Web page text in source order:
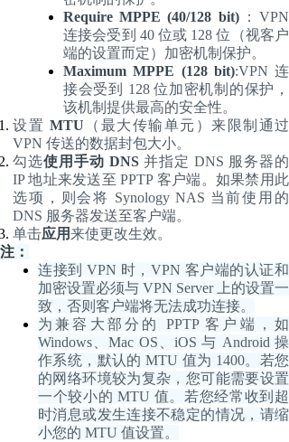
Require MPPE (40/128 bit)：VPN
连接会受到 40 位或 128 位（视客户
端的设置而定）加密机制保护。
Maximum MPPE (128 bit):VPN 连
接会受到 128 位加密机制的保护，
该机制提供最高的安全性。
设置 MTU （最大传输单元）来限制通过
VPN 传送的数据封包大小。
勾选使用手动 DNS 并指定 DNS 服务器的
IP 地址来发送至 PPTP 客户端。如果禁用此
选项，则会将 Synology NAS 当前使用的
DNS 服务器发送至客户端。
单击应用来使更改生效。
注：
连接到 VPN 时，VPN 客户端的认证和
加密设置必须与 VPN Server 上的设置一
致，否则客户端将无法成功连接。
为兼容大部分的
PPTP 客户端，如
Windows、Mac OS、iOS 与 Android 操
作系统，默认的 MTU 值为 1400。若您
的网络环境较为复杂，您可能需要设置
一个较小的 MTU 值。若您经常收到超
时消息或发生连接不稳定的情况，请缩
小您的 MTU 值设置。